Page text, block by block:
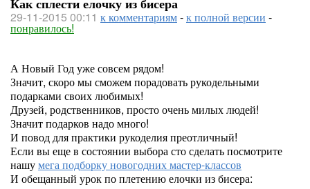
29-11-2015 00:11 к комментариям-к полной версии -
понравилось!
А Новый Год уже совсем рядом!
Значит, скоро мы сможем порадовать рукодельными
подарками своих любимых!
Друзей, родственников, просто очень милых людей!
Значит подарков надо много!
И повод для практики рукоделия преотличный!
Если вы еще в состоянии выбора сто сделать посмотрите
нашумега подборку новогодних мастер-классов
И обещанный урок по плетению елочки из бисера: